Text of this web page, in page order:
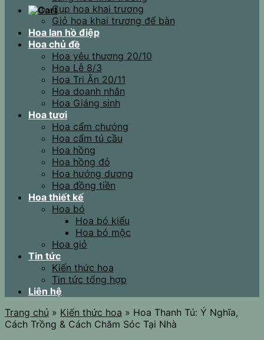
Cup hoa khai trương
Giỏ hoa khai trương để bàn
Hoa lan hồ điệp
Hoa chủ đề
Hoa yêu thương 20/10
Hoa Lễ 8/3
Hoa Tri Ân 20/11
Hoa doanh nhân
Hoa Giáng sinh
Hoa tươi
Hoa cẩm chướng
Hoa cẩm tú cầu
Hoa hồng
Hoa hồng đỏ
Hoa hướng dương
Hoa đồng tiền
Hoa thiết kế
Hoa bó
Hoa bó kiểu
Hoa bó mộc
Hoa giỏ
Tin tức
Kiến thức hoa
Tin tức tổng hợp
Liên hệ
Trang chủ » Kiến thức hoa » Hoa Thanh Tú: Ý Nghĩa,
Cách Trồng & Cách Chăm Sóc Tại Nhà